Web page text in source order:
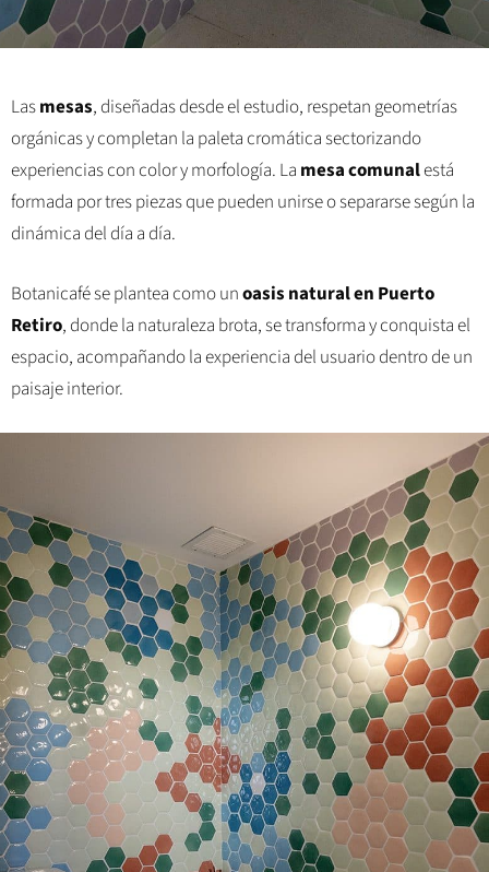
Lasmesas, diseñadas desde el estudio, respetan geometrías
orgánicas y completan la paleta cromática sectorizando
experiencias con color y morfología. La mesa comunalestá
formada por tres piezas que pueden unirse o separarse según la
dinámica del día a día.
Botanicafé se plantea como unoasis natural en Puerto
Retiro, donde la naturaleza brota, se transforma y conquista el
espacio, acompañando la experiencia del usuario dentro de un
paisaje interior.